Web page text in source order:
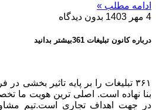
ادامه مطلب »
4 مهر 1403
بدون دیدگاه
درباره کانون تبلیغات 361بیشتر بدانید
۳۶۱ تبلیغات را بر پایه تاثیر
بنا نهاده است. اصلی ترین هویت ما